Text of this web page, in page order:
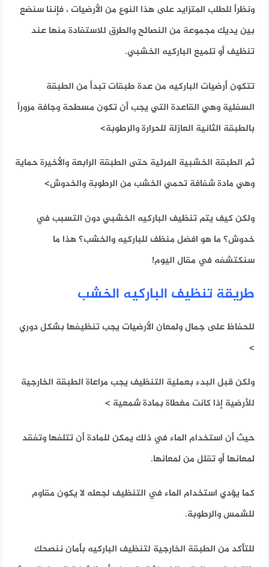
ونظراً للطلب المتزايد على هذا النوع من الأرضيات ، فإننا سنضع
بين يديك مجموعة من النصائح والطرق للاستفادة منها عند
تنظيف أو تلميع الباركيه الخشبي.
تتكون أرضيات الباركيه من عدة طبقات تبدأ من الطبقة
السفلية وهي القاعدة التي يجب أن تكون مسطحة وجافة مروراً
بالطبقة الثانية العازلة للحرارة والرطوبة>
ثم الطبقة الخشبية المرئية حتى الطبقة الرابعة والأخيرة حماية
وهي مادة شفافة تحمي الخشب من الرطوبة والخدوش>
ولكن كيف يتم تنظيف الباركيه الخشبي دون التسبب في
خدوش؟ما هو افضل منظف للباركيه والخشب؟ هذا ما
سنكتشفه في مقال اليوم!
طريقة تنظيف الباركيه الخشب
للحفاظ على جمال ولمعان الأرضيات يجب تنظيفها بشكل دوري
>
ولكن قبل البدء بعملية التنظيف يجب مراعاة الطبقة الخارجية
للأرضية إذا كانت مغطاة بمادة شمعية >
حيث أن استخدام الماء في ذلك يمكن للمادة أن تتلفها وتفقد
لمعانها أو تقلل من لمعانها.
كما يؤدي استخدام الماء في التنظيف لجعله لا يكونمقاوم
للشمس والرطوبة.
للتأكد من الطبقة الخارجية لتنظيف الباركيه بأمان ننصحك